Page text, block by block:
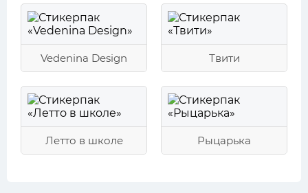
Vedenina Design Твити
Летто в школе Рыцарька